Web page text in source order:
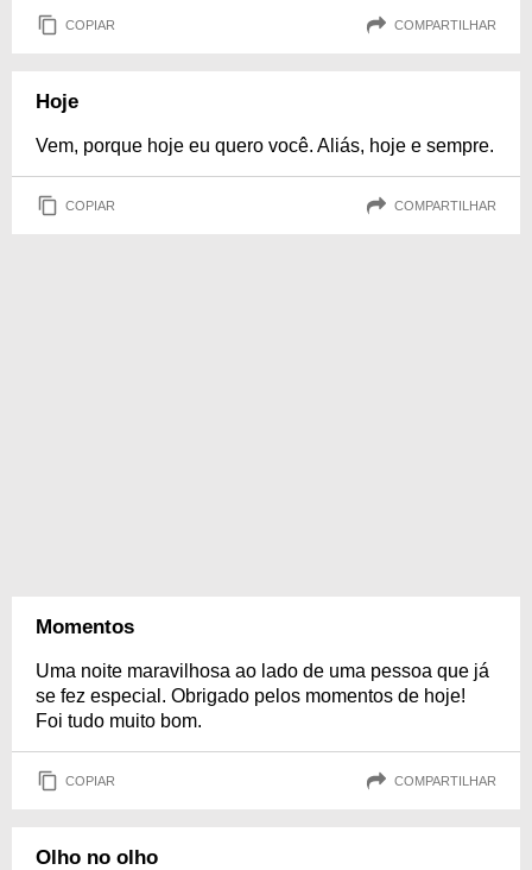
COPIAR COMPARTILHAR
Hoje
Vem, porque hoje eu quero você. Aliás, hoje e sempre.
COPIAR COMPARTILHAR
Momentos
Uma noite maravilhosa ao lado de uma pessoa que já
se fez especial. Obrigado pelos momentos de hoje!
Foi tudo muito bom.
COPIAR COMPARTILHAR
Olho no olho